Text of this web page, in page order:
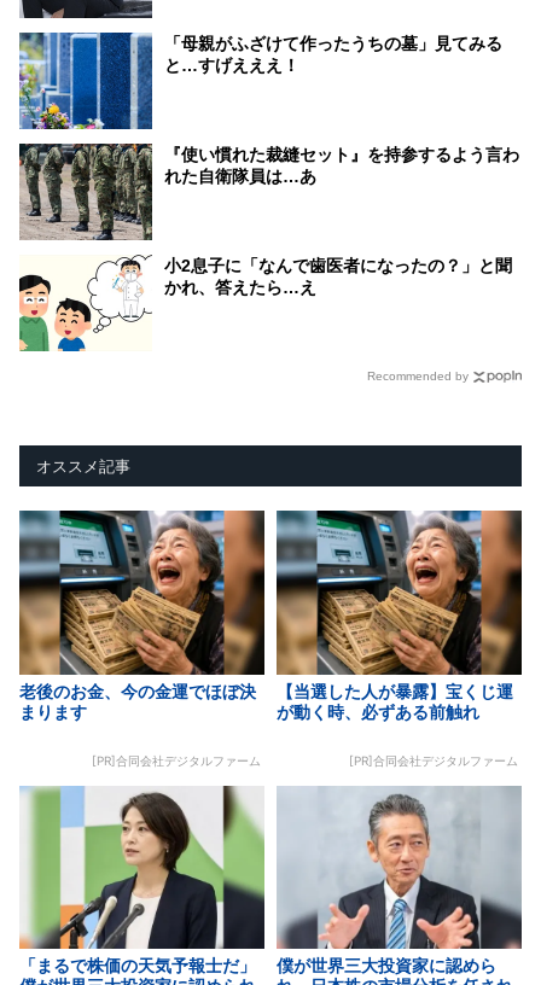
「母親がふざけて作ったうちの墓」見てみる
と…すげえええ！
『使い慣れた裁縫セット』を持参するよう言わ
れた自衛隊員は…あ
小2息子に「なんで歯医者になったの？」と聞
かれ、答えたら…え
Recommended by
オススメ記事
老後のお金、今の金運でほぼ決
まります
[PR]合同会社デジタルファーム
【当選した人が暴露】宝くじ運
が動く時、必ずある前触れ
[PR]合同会社デジタルファーム
「まるで株価の天気予報士だ」
僕が世界三大投資家に認めら